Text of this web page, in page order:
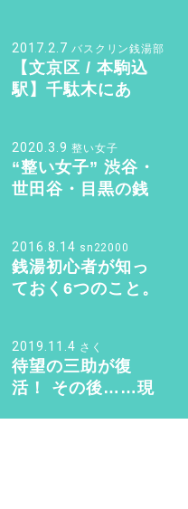
ューシュ』
2017.2.7 バスクリン銭湯部
【文京区 / 本駒込
駅】千駄木にあ
女性も行きたくな
る「ふくの湯」
【バスクリン銭湯
2020.3.9 整い女子
“整い女子” 渋谷・
世田谷・目黒の銭
編
2016.8.14 sn22000
銭湯初心者が知っ
ておく6つのこと。
す！
2019.11.4 さく
待望の三助が復
活！ その後……現